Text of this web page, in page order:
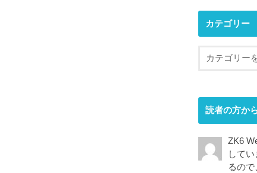
カテゴリー
読者の方か
ZK6
して
るの